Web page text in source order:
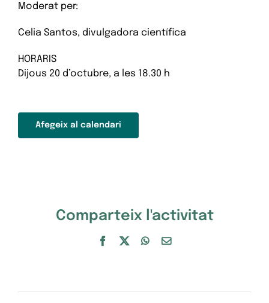
Moderat per:
Celia Santos, divulgadora científica
HORARIS
Dijous 20 d’octubre, a les 18.30 h
Afegeix al calendari
Comparteix l'activitat
Facebook
X WhatsApp
Email: